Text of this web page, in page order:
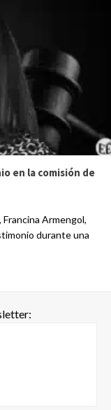
en la comisión de
Armengol,
durante una